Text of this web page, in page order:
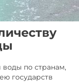
воды по странам,
государств